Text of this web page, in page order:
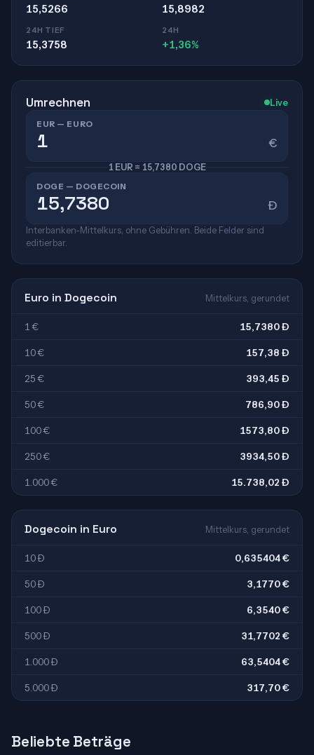
15,5266 15,8982
24H TIEF
15,3758
24H
+1,36%
Umrechnen Live
EUR — EURO
€
1 EUR = 15,7380 DOGE
DOGE — DOGECOIN
Ð
Interbanken-Mittelkurs, ohne Gebühren. Beide Felder sind
editierbar.
Euro in Dogecoin Mittelkurs, gerundet
1 € 15,7380 Ð
10 € 157,38 Ð
25 € 393,45 Ð
50 € 786,90 Ð
100 € 1573,80 Ð
250 € 3934,50 Ð
1.000 € 15.738,02 Ð
Dogecoin in Euro Mittelkurs, gerundet
10 Ð 0,635404 €
50 Ð 3,1770 €
100 Ð 6,3540 €
500 Ð 31,7702 €
1.000 Ð 63,5404 €
5.000 Ð 317,70 €
Beliebte Beträge